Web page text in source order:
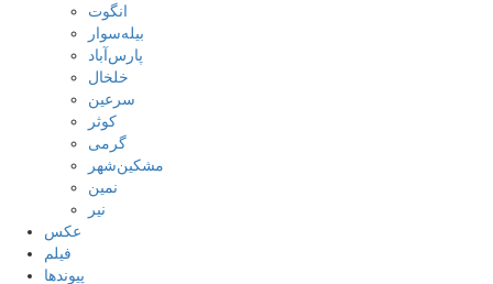
انگوت
بیله‌سوار
پارس‌آباد
خلخال
سرعین
کوثر
گرمی
مشکین‌شهر
نمین
نیر
عکس
فیلم
پیوندها